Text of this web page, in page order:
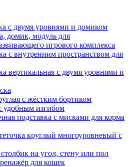
с двумя уровнями и домиком
домик, модуль для
игрового комплекса
с внутренним пространством для
вертикальная с двумя уровнями и
с жёстким бортиком
удобным изгибом
подставка с мисками для корма
круглый многоуровневый с
на угол, стену или пол
для кошек